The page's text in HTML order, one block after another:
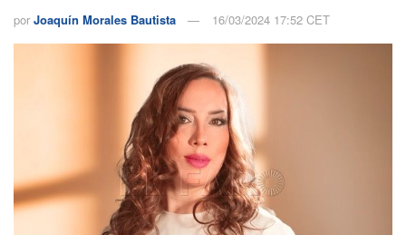
por Joaquín Morales Bautista 16/03/2024 17:52 CET